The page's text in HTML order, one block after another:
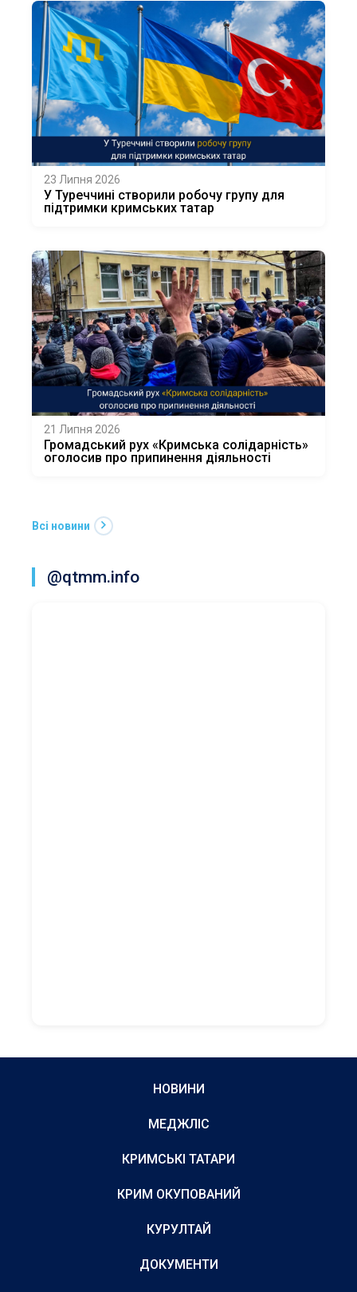
23 Липня 2026
У Туреччині створили робочу групу для
підтримки кримських татар
21 Липня 2026
Громадський рух «Кримська солідарність»
оголосив про припинення діяльності
Всі новини
@qtmm.info
НОВИНИ
МЕДЖЛІС
КРИМСЬКІ ТАТАРИ
КРИМ ОКУПОВАНИЙ
КУРУЛТАЙ
ДОКУМЕНТИ